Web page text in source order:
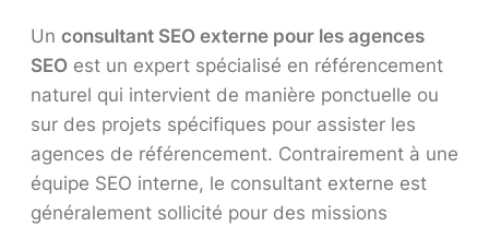
Un consultant SEO externe pour les agences
SEO est un expert spécialisé en référencement
naturel qui intervient de manière ponctuelle ou
sur des projets spécifiques pour assister les
agences de référencement. Contrairement à une
équipe SEO interne, le consultant externe est
généralement sollicité pour des missions